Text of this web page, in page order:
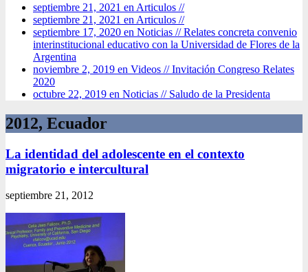
septiembre 21, 2021 en Articulos //
septiembre 21, 2021 en Articulos //
septiembre 17, 2020 en Noticias //Relates concreta convenio
interinstitucional educativo con la Universidad de Flores de la
Argentina
noviembre 2, 2019 en Videos //Invitación Congreso Relates
2020
octubre 22, 2019 en Noticias // Saludo de la Presidenta
2012, Ecuador
La identidad del adolescente en el contexto
migratorio e intercultural
septiembre 21, 2012